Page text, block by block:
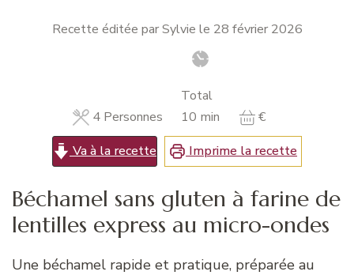
Recette éditée par Sylvie le 28 février 2026
4 Personnes
Total
10 minutes
min
€
Va à la recette
Imprime la recette
Béchamel sans gluten à farine de
lentilles express au micro-ondes
Une béchamel rapide et pratique, préparée au